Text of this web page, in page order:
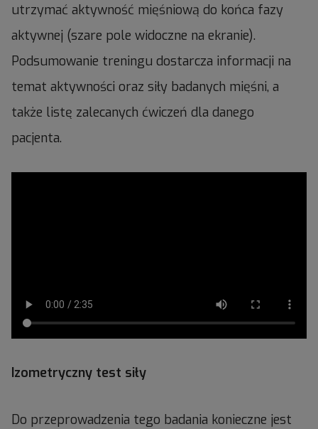
utrzymać aktywność mięśniową do końca fazy
aktywnej (szare pole widoczne na ekranie).
Podsumowanie treningu dostarcza informacji na
temat aktywności oraz siły badanych mięśni, a
także listę zalecanych ćwiczeń dla danego
pacjenta.
Izometryczny test siły
Do przeprowadzenia tego badania konieczne jest